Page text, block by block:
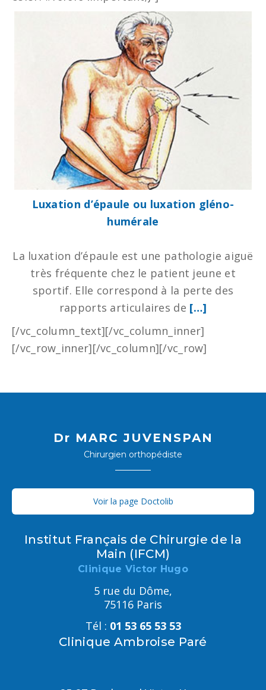
Luxation d’épaule ou luxation gléno-
humérale
La luxation d’épaule est une pathologie aiguë
très fréquente chez le patient jeune et
sportif. Elle correspond à la perte des
rapports articulaires de […]
[/vc_column_text][/vc_column_inner]
[/vc_row_inner][/vc_column][/vc_row]
Dr MARC JUVENSPAN
Chirurgien orthopédiste
Voir la page Doctolib
Institut Français de Chirurgie de la
Main (IFCM)
Clinique Victor Hugo
5 rue du Dôme,
75116 Paris
Tél : 01 53 65 53 53
Clinique Ambroise Paré